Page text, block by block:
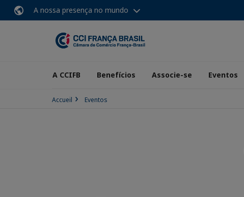
A nossa presença no mundo
A CCIFB Benefícios Associe-se Eventos
Accueil Eventos